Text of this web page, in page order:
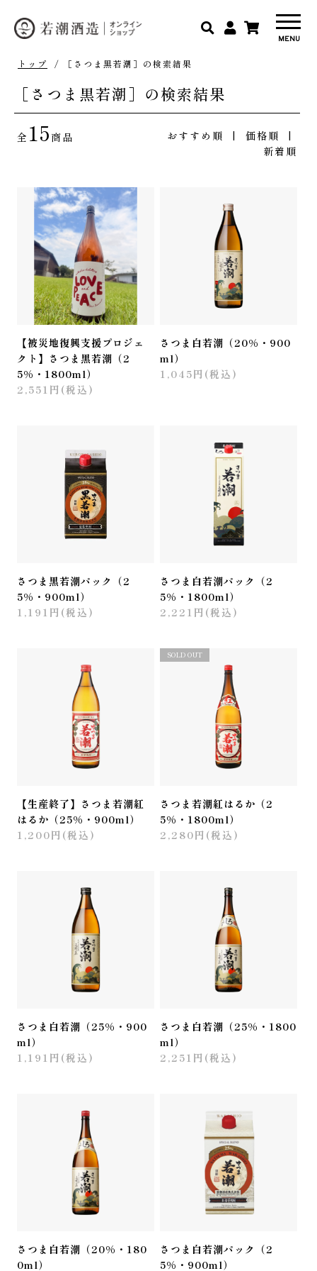
トップ / ［さつま黒若潮］の検索結果
［さつま黒若潮］の検索結果
全 15 商品 おすすめ順 | 価格順 |
新着順
【被災地復興支援プロジェ
クト】さつま黒若潮（2
5%・1800ml）
2,551円(税込)
さつま白若潮（20%・900
ml）
1,045円(税込)
さつま黒若潮パック（2
5%・900ml）
1,191円(税込)
さつま白若潮パック（2
5%・1800ml）
2,221円(税込)
【生産終了】さつま若潮紅
はるか（25%・900ml）
1,200円(税込)
さつま若潮紅はるか（2
5%・1800ml）
2,280円(税込)
SOLD OUT
さつま白若潮（25%・900
ml）
1,191円(税込)
さつま白若潮（25%・1800
ml）
2,251円(税込)
さつま白若潮（20%・180
0ml）
さつま白若潮パック（2
5%・900ml）